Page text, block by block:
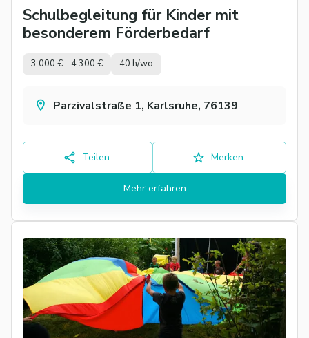
Schulbegleitung für Kinder mit
besonderem Förderbedarf
3.000 € - 4.300 € 40 h/wo
Parzivalstraße 1, Karlsruhe, 76139
Teilen Merken
Mehr erfahren